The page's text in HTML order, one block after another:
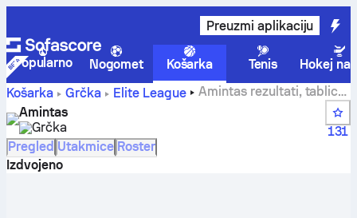
Preuzmi aplikaciju
Popularno Nogomet Košarka Tenis
Hokej na
Košarka
Grčka Elite League
Amintas rezultati, tablice,
raspored i igrači
Amintas
Grčka
131
Pregled Utakmice Roster
Izdvojeno